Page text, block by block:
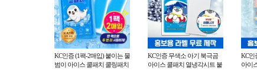
KC인증 (1팩-2매입) 붙이는 물
범이 아이스 쿨패치 쿨링패치
KC인증 무색소 아기 북극곰
아이스 쿨패치 열냉각시트 붙
KC인
아이